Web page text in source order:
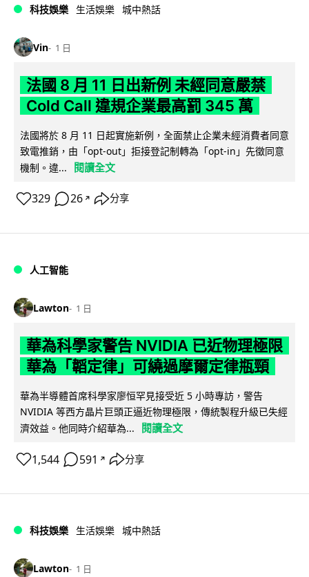
科技娛樂 生活娛樂 城中熱話
Vin 1 日
法國 8 月 11 日出新例 未經同意嚴禁
Cold Call 違規企業最高罰 345 萬
法國將於 8 月 11 日起實施新例，全面禁止企業未經消費者同意
致電推銷，由「opt-out」拒接登記制轉為「opt-in」先徵同意
機制。違...
閱讀全文
329 26 ↗ 分享
人工智能
Lawton 1 日
華為科學家警告 NVIDIA 已近物理極限
華為「韜定律」可繞過摩爾定律瓶頸
華為半導體首席科學家廖恒罕見接受近 5 小時專訪，警告
NVIDIA 等西方晶片巨頭正逼近物理極限，傳統製程升級已失經
濟效益。他同時介紹華為...
閱讀全文
1,544 591 ↗ 分享
科技娛樂 生活娛樂 城中熱話
Lawton 1 日